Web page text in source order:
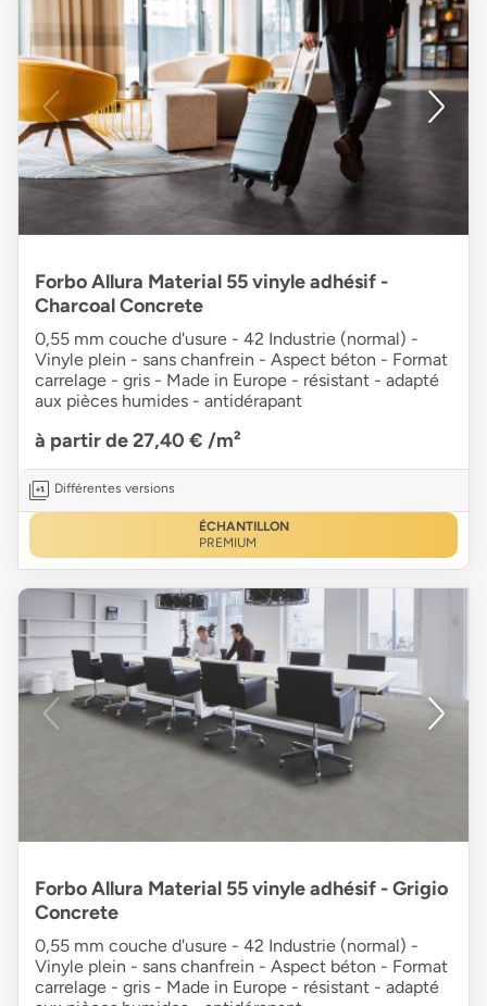
Forbo Allura Material 55 vinyle adhésif -
Charcoal Concrete
0,55 mm couche d'usure - 42 Industrie (normal) -
Vinyle plein - sans chanfrein - Aspect béton - Format
carrelage - gris - Made in Europe - résistant - adapté
aux pièces humides - antidérapant
à partir de 27,40 € /m²
Différentes versions
ÉCHANTILLON
PREMIUM
Forbo Allura Material 55 vinyle adhésif - Grigio
Concrete
0,55 mm couche d'usure - 42 Industrie (normal) -
Vinyle plein - sans chanfrein - Aspect béton - Format
carrelage - gris - Made in Europe - résistant - adapté